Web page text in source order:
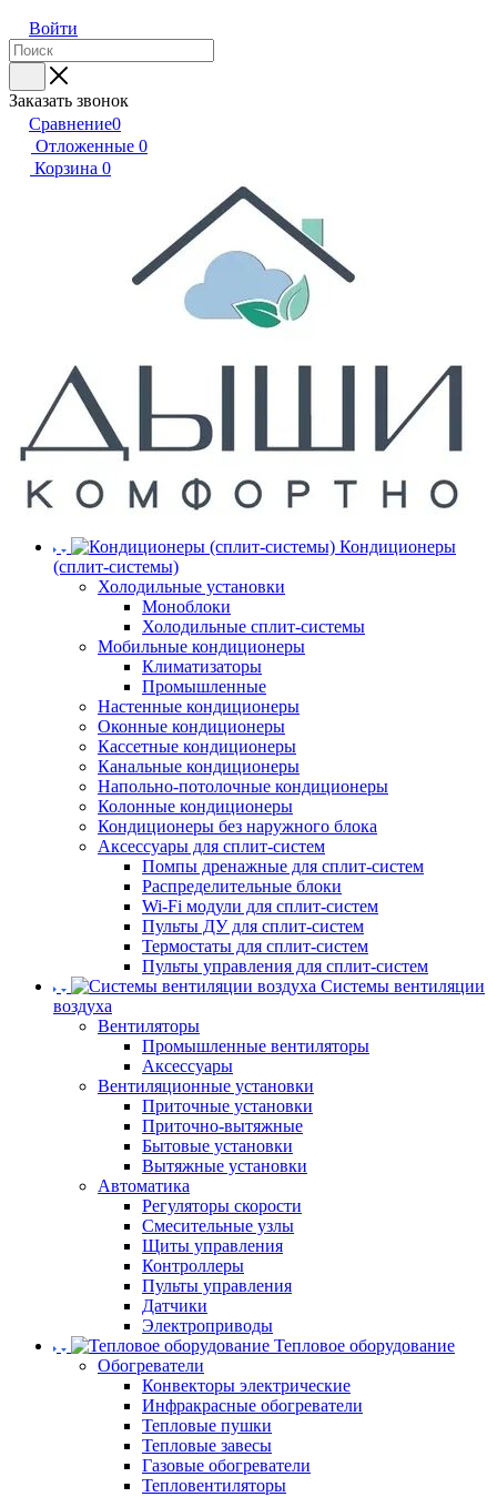
Войти
Заказать звонок
Сравнение0
Отложенные 0
Корзина 0
Кондиционеры
(сплит-системы)
Холодильные установки
Моноблоки
Холодильные сплит-системы
Мобильные кондиционеры
Климатизаторы
Промышленные
Настенные кондиционеры
Оконные кондиционеры
Кассетные кондиционеры
Канальные кондиционеры
Напольно-потолочные кондиционеры
Колонные кондиционеры
Кондиционеры без наружного блока
Аксессуары для сплит-систем
Помпы дренажные для сплит-систем
Распределительные блоки
Wi-Fi модули для сплит-систем
Пульты ДУ для сплит-систем
Термостаты для сплит-систем
Пульты управления для сплит-систем
Системы вентиляции
воздуха
Вентиляторы
Промышленные вентиляторы
Аксессуары
Вентиляционные установки
Приточные установки
Приточно-вытяжные
Бытовые установки
Вытяжные установки
Автоматика
Регуляторы скорости
Смесительные узлы
Щиты управления
Контроллеры
Пульты управления
Датчики
Электроприводы
Тепловое оборудование
Обогреватели
Конвекторы электрические
Инфракрасные обогреватели
Тепловые пушки
Тепловые завесы
Газовые обогреватели
Тепловентиляторы